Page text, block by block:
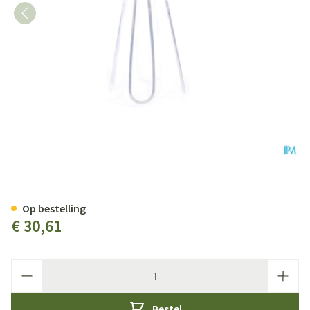
€ 30,61
Op bestelling